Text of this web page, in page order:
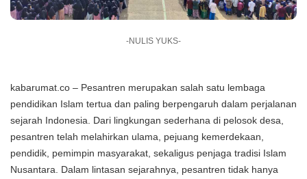
-NULIS YUKS-
kabarumat.co – Pesantren merupakan salah satu lembaga
pendidikan Islam tertua dan paling berpengaruh dalam perjalanan
sejarah Indonesia. Dari lingkungan sederhana di pelosok desa,
pesantren telah melahirkan ulama, pejuang kemerdekaan,
pendidik, pemimpin masyarakat, sekaligus penjaga tradisi Islam
Nusantara. Dalam lintasan sejarahnya, pesantren tidak hanya